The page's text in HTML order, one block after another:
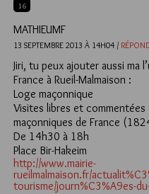
16
MATHIEUMF
13 SEPTEMBRE 2013 À 14H04 /
Jiri, tu peux ajouter aussi ma
France à Rueil-Malmaison :
Loge maçonnique
Visites libres et commentées
maçonniques de France
De 14h30 à 18h
Place Bir-Hakeim
http://www.mairie-
rueilmalmaison.fr/
tourisme/journ%C3%A9es-